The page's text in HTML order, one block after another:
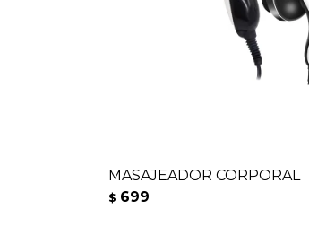
MASAJEADOR CORPORAL
$ 699